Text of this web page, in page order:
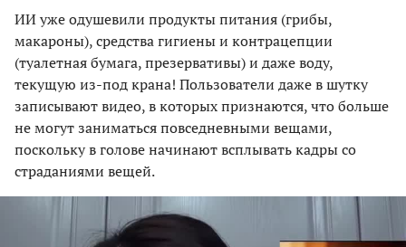
ИИ уже одушевили продукты питания (грибы,
макароны), средства гигиены и контрацепции
(туалетная бумага, презервативы) и даже воду,
текущую из-под крана! Пользователи даже в шутку
записывают видео, в которых признаются, что больше
не могут заниматься повседневными вещами,
поскольку в голове начинают всплывать кадры со
страданиями вещей.